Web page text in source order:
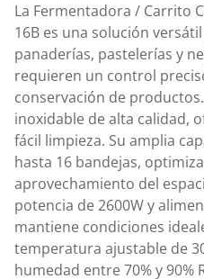
La Fermentadora / Carrito
16B es una solución
panaderías, pastelerías y
requieren un control
conservación de
inoxidable de alta calidad,
fácil limpieza. Su amplia
hasta 16 bandejas,
aprovechamiento del
potencia de 2600W y
mantiene condiciones
temperatura ajustable de
humedad entre 70% y 90%